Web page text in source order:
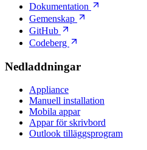
Dokumentation
Gemenskap
GitHub
Codeberg
Nedladdningar
Appliance
Manuell installation
Mobila appar
Appar för skrivbord
Outlook tilläggsprogram